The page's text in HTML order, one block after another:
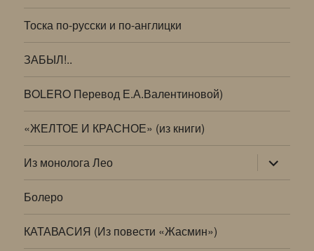
Тоска по-русски и по-англицки
ЗАБЫЛ!..
BOLERO Перевод Е.А.Валентиновой)
«ЖЕЛТОЕ И КРАСНОЕ» (из книги)
Из монолога Лео раскрыть
дочернее
меню
Болеро
КАТАВАСИЯ (Из повести «Жасмин»)